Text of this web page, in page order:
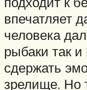
впечатляет
человека
рыбаки так
сдержать
зрелище. Но